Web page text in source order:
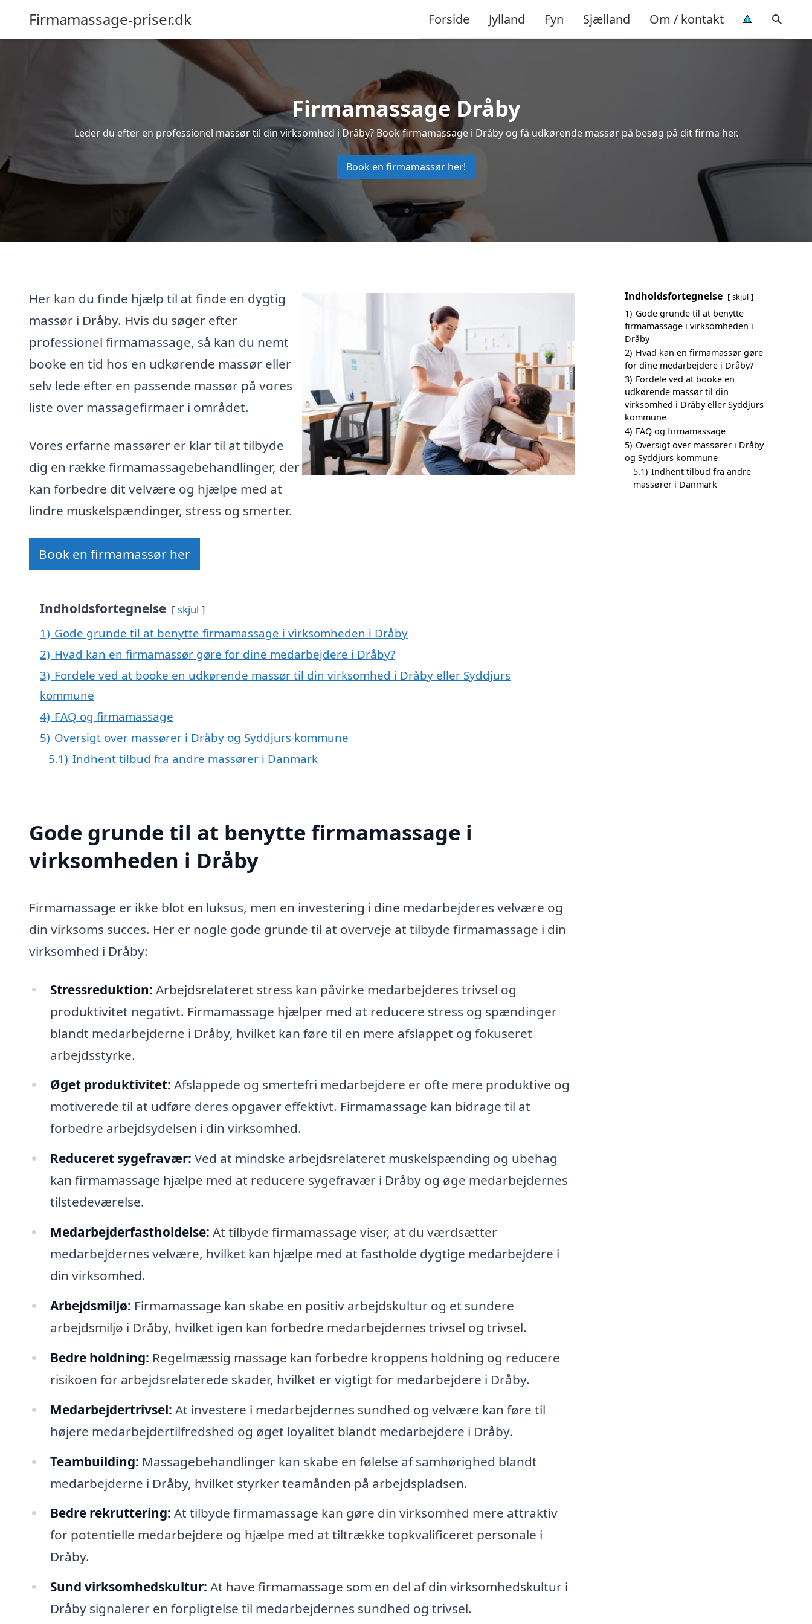
Firmamassage-priser.dk Forside Jylland Fyn Sjælland Om / kontakt
Firmamassage Dråby
Leder du efter en professionel massør til din virksomhed i Dråby? Book firmamassage i Dråby og få udkørende massør på besøg på dit firma her.
Book en firmamassør her!
Her kan du finde hjælp til at finde en dygtig
massør i Dråby. Hvis du søger efter
professionel firmamassage, så kan du nemt
booke en tid hos en udkørende massør eller
selv lede efter en passende massør på vores
liste over massagefirmaer i området.
Vores erfarne massører er klar til at tilbyde
dig en række firmamassagebehandlinger, der
kan forbedre dit velvære og hjælpe med at
lindre muskelspændinger, stress og smerter.
Book en firmamassør her
Indholdsfortegnelse skjul
1) Gode grunde til at benytte firmamassage i virksomheden i Dråby
2) Hvad kan en firmamassør gøre for dine medarbejdere i Dråby?
3) Fordele ved at booke en udkørende massør til din virksomhed i Dråby eller Syddjurs
kommune
4) FAQ og firmamassage
5) Oversigt over massører i Dråby og Syddjurs kommune
5.1) Indhent tilbud fra andre massører i Danmark
Gode grunde til at benytte firmamassage i
virksomheden i Dråby
Firmamassage er ikke blot en luksus, men en investering i dine medarbejderes velvære og
din virksoms succes. Her er nogle gode grunde til at overveje at tilbyde firmamassage i din
virksomhed i Dråby:
Stressreduktion: Arbejdsrelateret stress kan påvirke medarbejderes trivsel og
produktivitet negativt. Firmamassage hjælper med at reducere stress og spændinger
blandt medarbejderne i Dråby, hvilket kan føre til en mere afslappet og fokuseret
arbejdsstyrke.
Øget produktivitet: Afslappede og smertefri medarbejdere er ofte mere produktive og
motiverede til at udføre deres opgaver effektivt. Firmamassage kan bidrage til at
forbedre arbejdsydelsen i din virksomhed.
Reduceret sygefravær: Ved at mindske arbejdsrelateret muskelspænding og ubehag
kan firmamassage hjælpe med at reducere sygefravær i Dråby og øge medarbejdernes
tilstedeværelse.
Medarbejderfastholdelse: At tilbyde firmamassage viser, at du værdsætter
medarbejdernes velvære, hvilket kan hjælpe med at fastholde dygtige medarbejdere i
din virksomhed.
Arbejdsmiljø: Firmamassage kan skabe en positiv arbejdskultur og et sundere
arbejdsmiljø i Dråby, hvilket igen kan forbedre medarbejdernes trivsel og trivsel.
Bedre holdning: Regelmæssig massage kan forbedre kroppens holdning og reducere
risikoen for arbejdsrelaterede skader, hvilket er vigtigt for medarbejdere i Dråby.
Medarbejdertrivsel: At investere i medarbejdernes sundhed og velvære kan føre til
højere medarbejdertilfredshed og øget loyalitet blandt medarbejdere i Dråby.
Teambuilding: Massagebehandlinger kan skabe en følelse af samhørighed blandt
medarbejderne i Dråby, hvilket styrker teamånden på arbejdspladsen.
Bedre rekruttering: At tilbyde firmamassage kan gøre din virksomhed mere attraktiv
for potentielle medarbejdere og hjælpe med at tiltrække topkvalificeret personale i
Dråby.
Sund virksomhedskultur: At have firmamassage som en del af din virksomhedskultur i
Dråby signalerer en forpligtelse til medarbejdernes sundhed og trivsel.
Indholdsfortegnelse skjul
1) Gode grunde til at benytte
firmamassage i virksomheden i
Dråby
2) Hvad kan en firmamassør gøre
for dine medarbejdere i Dråby?
3) Fordele ved at booke en
udkørende massør til din
virksomhed i Dråby eller Syddjurs
kommune
4) FAQ og firmamassage
5) Oversigt over massører i Dråby
og Syddjurs kommune
5.1) Indhent tilbud fra andre
massører i Danmark